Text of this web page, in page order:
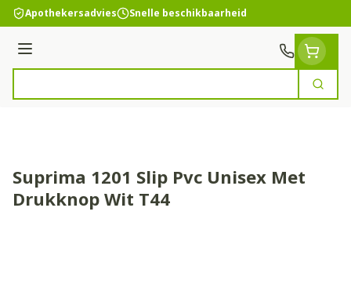
Ga naar de inhoud
Apothekersadvies Snelle beschikbaarheid
Menu
Zoek
Suprima 1201 Slip Pvc Unisex Met
Drukknop Wit T44